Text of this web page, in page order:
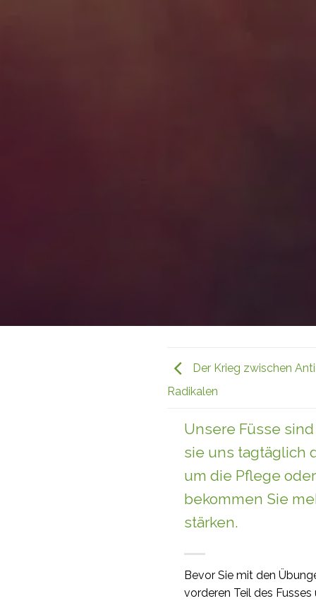
Unsere Füsse
sie uns tagtäglich
um die Pflege
bekommen Sie
stärken.
Bevor Sie mit den
vorderen Teil des
Der Krieg zwischen
Radikalen